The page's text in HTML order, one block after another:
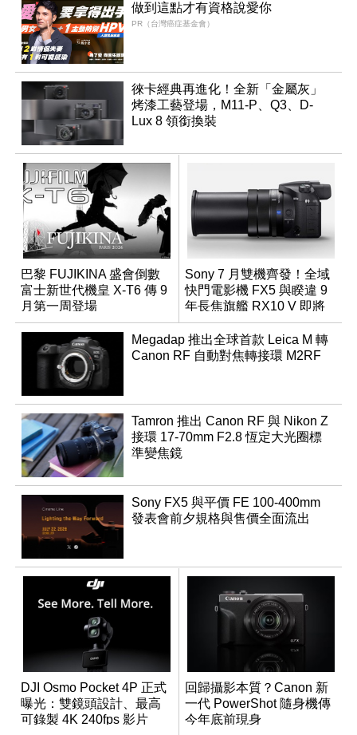
做到這點才有資格說愛你
PR（台灣癌症基金會）
徠卡經典再進化！全新「金屬灰」
烤漆工藝登場，M11-P、Q3、D-
Lux 8 領銜換裝
巴黎 FUJIKINA 盛會倒數
富士新世代機皇 X-T6 傳 9
月第一周登場
Sony 7 月雙機齊發！全域
快門電影機 FX5 與睽違 9
年長焦旗艦 RX10 V 即將
登場
Megadap 推出全球首款 Leica M 轉
Canon RF 自動對焦轉接環 M2RF
Tamron 推出 Canon RF 與 Nikon Z
接環 17-70mm F2.8 恆定大光圈標
準變焦鏡
Sony FX5 與平價 FE 100-400mm
發表會前夕規格與售價全面流出
DJI Osmo Pocket 4P 正式
曝光：雙鏡頭設計、最高
可錄製 4K 240fps 影片
回歸攝影本質？Canon 新
一代 PowerShot 隨身機傳
今年底前現身